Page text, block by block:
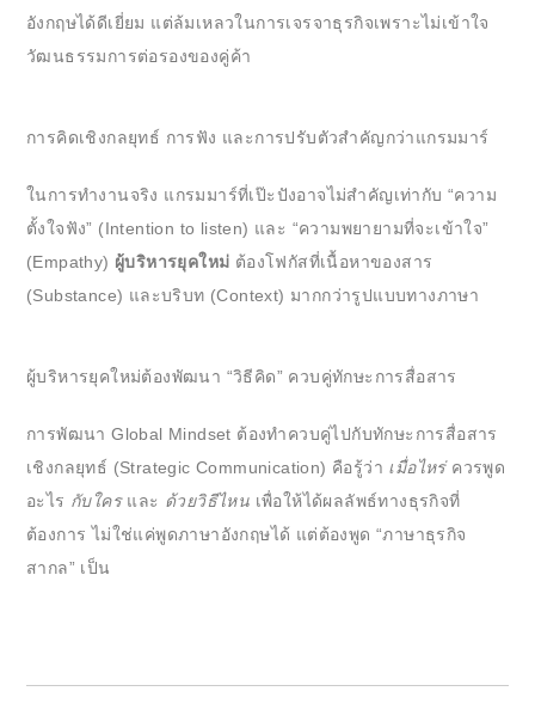
อังกฤษได้ดีเยี่ยม แต่ล้มเหลวในการเจรจาธุรกิจเพราะไม่เข้าใจ
วัฒนธรรมการต่อรองของคู่ค้า
การคิดเชิงกลยุทธ์ การฟัง และการปรับตัวสำคัญกว่าแกรมมาร์
ในการทำงานจริง แกรมมาร์ที่เป๊ะปังอาจไม่สำคัญเท่ากับ “ความ
ตั้งใจฟัง” (Intention to listen) และ “ความพยายามที่จะเข้าใจ”
(Empathy) ผู้บริหารยุคใหม่ ต้องโฟกัสที่เนื้อหาของสาร
(Substance) และบริบท (Context) มากกว่ารูปแบบทางภาษา
ผู้บริหารยุคใหม่ต้องพัฒนา “วิธีคิด” ควบคู่ทักษะการสื่อสาร
การพัฒนา Global Mindset ต้องทำควบคู่ไปกับทักษะการสื่อสาร
เชิงกลยุทธ์ (Strategic Communication) คือรู้ว่า เมื่อไหร่ควรพูด
อะไร กับใครและ ด้วยวิธีไหน เพื่อให้ได้ผลลัพธ์ทางธุรกิจที่
ต้องการ ไม่ใช่แค่พูดภาษาอังกฤษได้ แต่ต้องพูด “ภาษาธุรกิจ
สากล” เป็น